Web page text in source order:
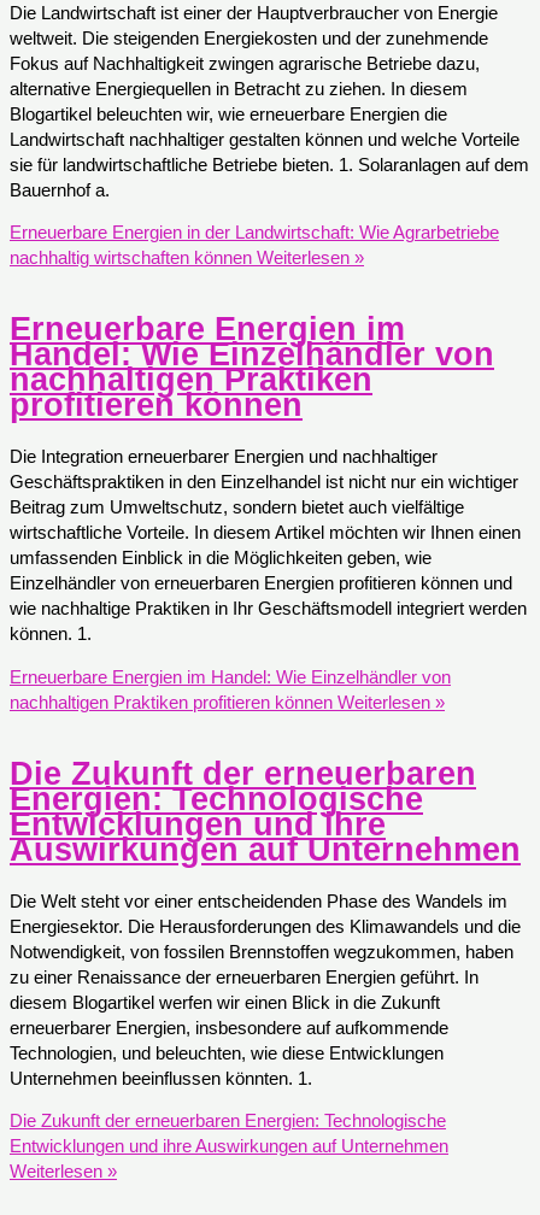
Die Landwirtschaft ist einer der Hauptverbraucher von Energie
weltweit. Die steigenden Energiekosten und der zunehmende
Fokus auf Nachhaltigkeit zwingen agrarische Betriebe dazu,
alternative Energiequellen in Betracht zu ziehen. In diesem
Blogartikel beleuchten wir, wie erneuerbare Energien die
Landwirtschaft nachhaltiger gestalten können und welche Vorteile
sie für landwirtschaftliche Betriebe bieten. 1. Solaranlagen auf dem
Bauernhof a.
Erneuerbare Energien in der Landwirtschaft: Wie Agrarbetriebe
nachhaltig wirtschaften können Weiterlesen »
Erneuerbare Energien im
Handel: Wie Einzelhändler von
nachhaltigen Praktiken
profitieren können
Die Integration erneuerbarer Energien und nachhaltiger
Geschäftspraktiken in den Einzelhandel ist nicht nur ein wichtiger
Beitrag zum Umweltschutz, sondern bietet auch vielfältige
wirtschaftliche Vorteile. In diesem Artikel möchten wir Ihnen einen
umfassenden Einblick in die Möglichkeiten geben, wie
Einzelhändler von erneuerbaren Energien profitieren können und
wie nachhaltige Praktiken in Ihr Geschäftsmodell integriert werden
können. 1.
Erneuerbare Energien im Handel: Wie Einzelhändler von
nachhaltigen Praktiken profitieren können Weiterlesen »
Die Zukunft der erneuerbaren
Energien: Technologische
Entwicklungen und ihre
Auswirkungen auf Unternehmen
Die Welt steht vor einer entscheidenden Phase des Wandels im
Energiesektor. Die Herausforderungen des Klimawandels und die
Notwendigkeit, von fossilen Brennstoffen wegzukommen, haben
zu einer Renaissance der erneuerbaren Energien geführt. In
diesem Blogartikel werfen wir einen Blick in die Zukunft
erneuerbarer Energien, insbesondere auf aufkommende
Technologien, und beleuchten, wie diese Entwicklungen
Unternehmen beeinflussen könnten. 1.
Die Zukunft der erneuerbaren Energien: Technologische
Entwicklungen und ihre Auswirkungen auf Unternehmen
Weiterlesen »